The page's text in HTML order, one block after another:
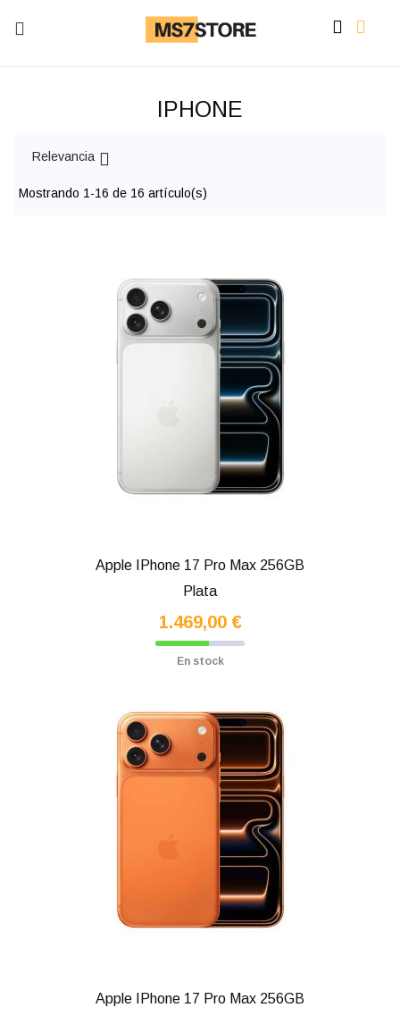
 

IPHONE
Relevancia 
Mostrando 1-16 de 16 artí­culo(s)
Apple IPhone 17 Pro Max 256GB
Plata
1.469,00 €
En stock
Apple IPhone 17 Pro Max 256GB